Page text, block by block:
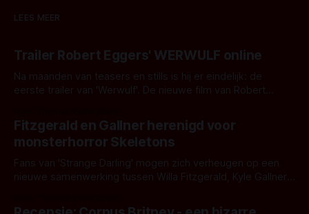
LEES MEER
Trailer Robert Eggers' WERWULF online
Na maanden van teasers en stills is hij er eindelijk: de
eerste trailer van 'Werwulf'. De nieuwe film van Robert
kille stijl vol folklore en mythe. Het topic deze keer is (kon
het het al raden?)... de weerwolf. Kijk je mee?
Fitzgerald en Gallner herenigd voor
monsterhorror Skeletons
Fans van 'Strange Darling' mogen zich verheugen op een
nieuwe samenwerking tussen Willa Fitzgerald, Kyle Gallner
'Skeletons', een nieuwe creature feature waarvoor de